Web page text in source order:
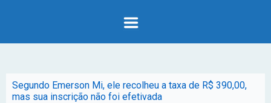
Segundo Emerson Mi, ele recolheu a taxa de R$ 390,00,
mas sua inscrição não foi efetivada